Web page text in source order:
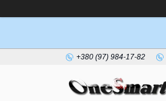
+380 (97) 984-17-82